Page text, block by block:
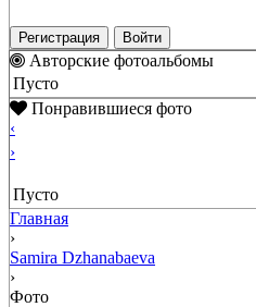
Регистрация Войти
Авторские фотоальбомы
Пусто
Понравившиеся фото
‹
›
Пусто
Главная
›
Samira Dzhanabaeva
›
Фото